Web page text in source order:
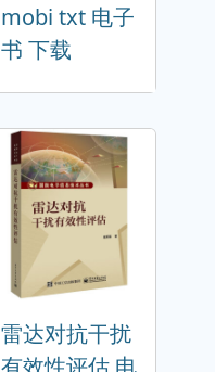
mobi txt 电子
书 下载
雷达对抗干扰
有效性评估 电